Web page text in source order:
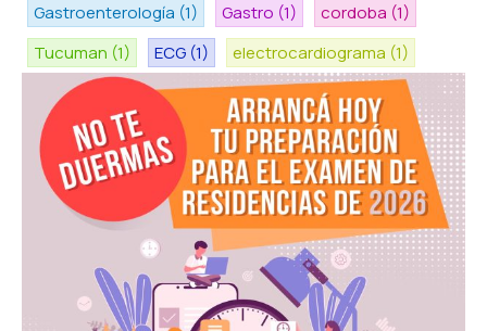
Gastroenterología (1) Gastro (1) cordoba (1)
Tucuman (1) ECG (1) electrocardiograma (1)